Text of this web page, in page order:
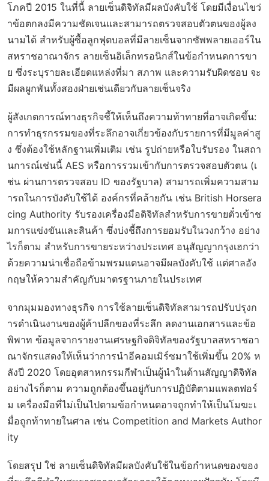
โภคปี 2015 ในที่นี้ ลายเซ็นดิจิทัลมีผลบังคับใช้ โดยมีเงื่อนไขว่
าข้อตกลงมีความชัดเจนและสามารถตรวจสอบตัวตนของผู้ลง
นามได้ สำหรับผู้ซื้อลูกฟุตบอลที่มีลายเซ็นจากซัพพลายเออร์ใน
สหราชอาณาจักร ลายเซ็นอิเล็กทรอนิกส์ในข้อกำหนดการขา
ย ซึ่งระบุรายละเอียดแหล่งที่มา สภาพ และความรับผิดชอบ จะ
มีผลผูกพันทั้งสองฝ่ายเช่นเดียวกับลายเซ็นจริง
ผู้สังเกตการณ์ทางธุรกิจชี้ให้เห็นถึงความท้าทายที่อาจเกิดขึ้น:
การทำธุรกรรมของที่ระลึกอาจเกี่ยวข้องกับรายการที่มีมูลค่าสู
ง ซึ่งต้องใช้หลักฐานเพิ่มเติม เช่น รูปถ่ายหรือใบรับรอง ในสถา
นการณ์เช่นนี้ AES หรือการรวมเข้ากับการตรวจสอบตัวตน (เ
ช่น ผ่านการตรวจสอบ ID ของรัฐบาล) สามารถเพิ่มความสาม
ารถในการบังคับใช้ได้ องค์กรที่คล้ายกัน เช่น British Horsera
cing Authority รับรองเครื่องมือดิจิทัลสำหรับการขายตั๋วเข้าช
มการแข่งขันและสินค้า ซึ่งบ่งชี้ถึงการยอมรับในวงกว้าง อย่าง
ไรก็ตาม สำหรับการขายระหว่างประเทศ อนุสัญญากรุงเฮกว่า
ด้วยความน่าเชื่อถือข้ามพรมแดนอาจมีผลบังคับใช้ แต่ศาลอัง
กฤษให้ความสำคัญกับมาตรฐานภายในประเทศ
จากมุมมองทางธุรกิจ การใช้ลายเซ็นดิจิทัลสามารถปรับปรุงก
ารดำเนินงานของผู้ค้าปลีกของที่ระลึก ลดงานเอกสารและข้อ
พิพาท ข้อมูลจากรายงานเศรษฐกิจดิจิทัลของรัฐบาลสหราชอา
ณาจักรแสดงให้เห็นว่าการนำอีคอมเมิร์ซมาใช้เพิ่มขึ้น 20% ห
ลังปี 2020 โดยอุตสาหกรรมกีฬาเป็นผู้นำในด้านสัญญาดิจิทัล
อย่างไรก็ตาม ความถูกต้องขึ้นอยู่กับการปฏิบัติตามแพลตฟอร์
ม เครื่องมือที่ไม่เป็นไปตามข้อกำหนดอาจถูกทำให้เป็นโมฆะเ
มื่อถูกท้าทายในศาล เช่น Competition and Markets Author
ity
โดยสรุป ใช่ ลายเซ็นดิจิทัลมีผลบังคับใช้ในข้อกำหนดของของ